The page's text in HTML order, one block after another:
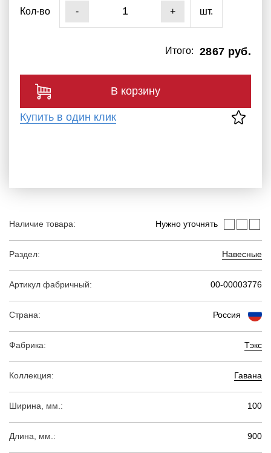
Наличие товара: Нужно уточнять
Раздел: Навесные
Артикул фабричный: 00-00003776
Страна: Россия
Фабрика: Тэкс
Коллекция: Гавана
Ширина, мм.: 100
Длина, мм.: 900
Кол-во - + шт.
2867 руб.
Итого:
В корзину
Купить в один клик